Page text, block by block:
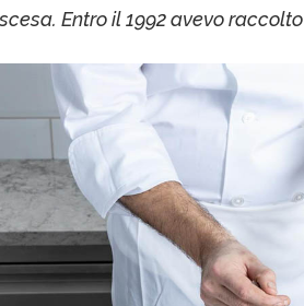
Entro il 1992 avevo